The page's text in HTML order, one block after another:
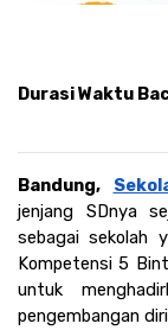
Durasi Waktu
Bandung,
jenjang SDnya
sebagai sekolah
Kompetensi 5
untuk
pengembangan